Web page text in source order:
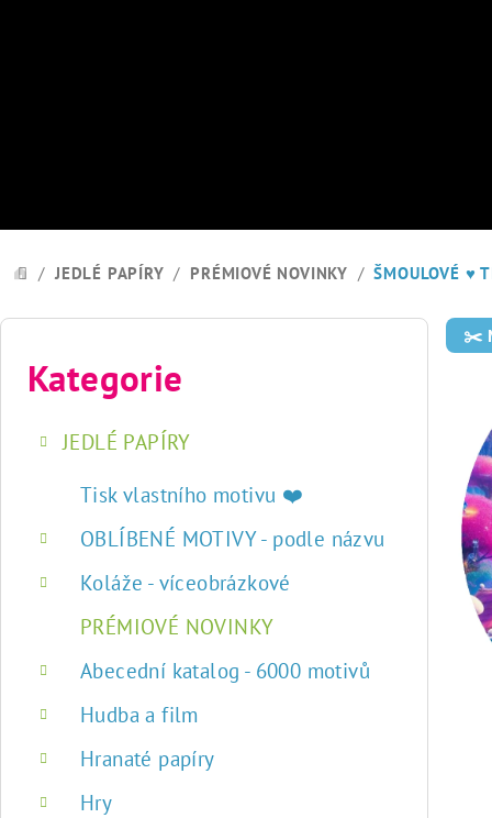
DOMŮ
/ JEDLÉ PAPÍRY / PRÉMIOVÉ NOVINKY / ŠMOULOVÉ ♥
P
Přeskočit
kategorie
Kategorie
JEDLÉ PAPÍRY
Tisk vlastního motivu ❤️
OBLÍBENÉ MOTIVY - podle názvu
Koláže - víceobrázkové
PRÉMIOVÉ NOVINKY
Abecední katalog - 6000 motivů
Hudba a film
Hranaté papíry
Hry
✂️